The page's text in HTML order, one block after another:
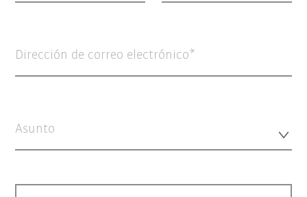
Dirección de correo electrónico
Asunto